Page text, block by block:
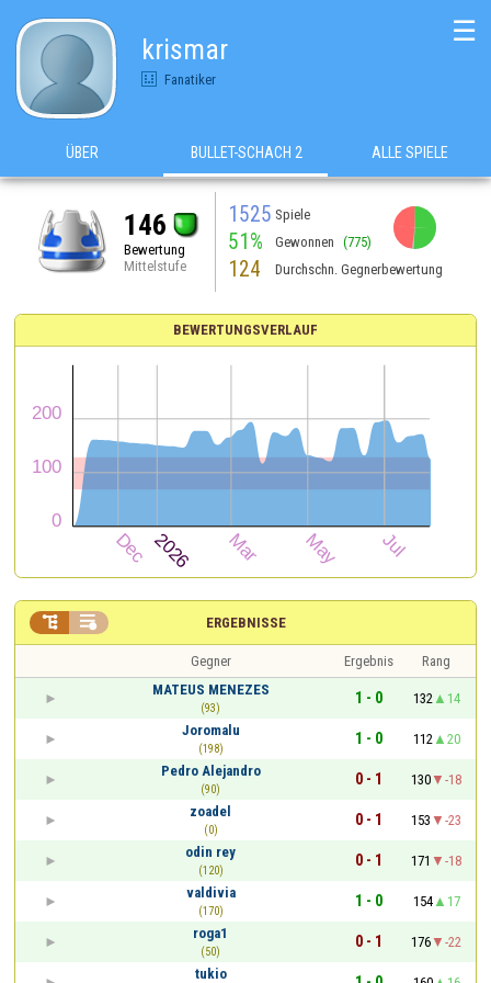
krismar
Fanatiker
☰
ÜBER BULLET-SCHACH 2 ALLE SPIELE
146
Bewertung
Mittelstufe
1525 Spiele
51% Gewonnen (775)
124 Durchschn. Gegnerbewertung
BEWERTUNGSVERLAUF
ERGEBNISSE
 
Gegner Ergebnis
Rang
MATEUS MENEZES
(93)
1 - 0 132
14
Joromalu
(198)
1 - 0 112
20
Pedro Alejandro
(90)
0 - 1 130
-18
zoadel
(0)
0 - 1 153
-23
odin rey
(120)
0 - 1 171
-18
valdivia
(170)
1 - 0 154
17
roga1
(50)
0 - 1 176
-22
tukio